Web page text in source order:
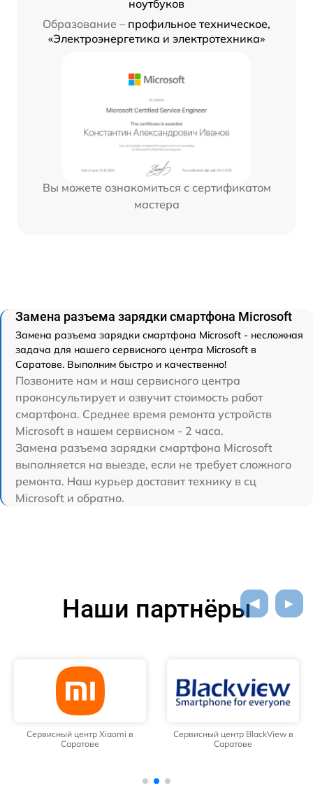
ноутбуков
Образование – профильное техническое,
«Электроэнергетика и электротехника»
Вы можете ознакомиться с сертификатом
мастера
Замена разъема зарядки смартфона Microsoft
Замена разъема зарядки смартфона Microsoft - несложная
задача для нашего сервисного центра Microsoft в
Саратове. Выполним быстро и качественно!
Позвоните нам и наш сервисного центра
проконсультирует и озвучит стоимость работ
смартфона. Среднее время ремонта устройств
Microsoft в нашем сервисном - 2 часа.
Замена разъема зарядки смартфона Microsoft
выполняется на выезде, если не требует сложного
ремонта. Наш курьер доставит технику в сц
Microsoft и обратно.
Наши партнёры
Сервисный центр Xiaomi в
Саратове
Сервисный центр BlackView в
Саратове